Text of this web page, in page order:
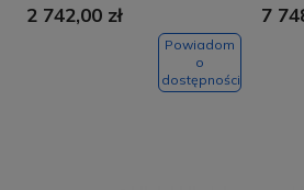
Twilight Hunter
2 742,00 zł
Powiadom
o
dostępności
7